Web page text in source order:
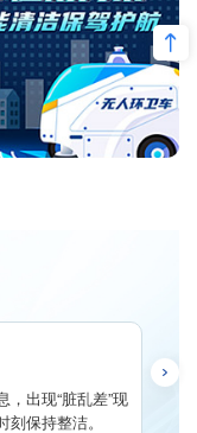
出现“脏乱差”现
保持整洁。